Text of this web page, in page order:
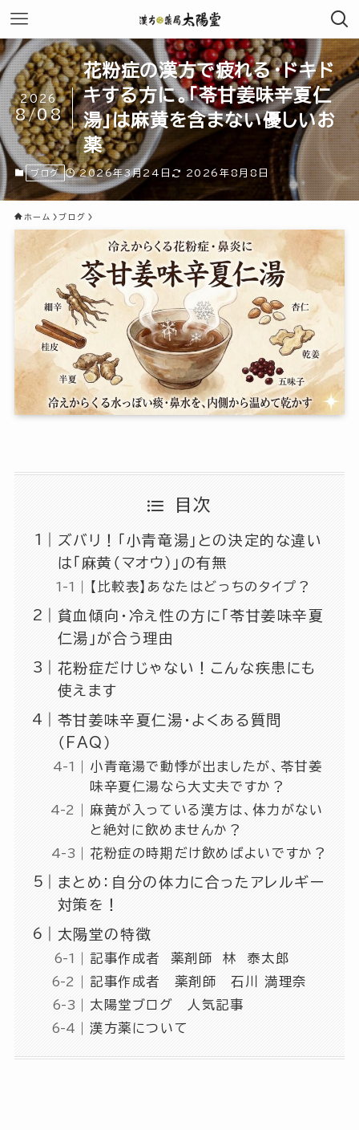
花粉症の漢方で疲れる・ドキド
キする方に。「苓甘姜味辛夏仁
湯」は麻黄を含まない優しいお
薬
2026
8/08
ブログ 2026年3月24日 2026年8月8日
ホーム ブログ
目次
ズバリ！「小青竜湯」との決定的な違い
は「麻黄（マオウ）」の有無
【比較表】あなたはどっちのタイプ？
貧血傾向・冷え性の方に「苓甘姜味辛夏
仁湯」が合う理由
花粉症だけじゃない！こんな疾患にも
使えます
苓甘姜味辛夏仁湯・よくある質問
（FAQ）
小青竜湯で動悸が出ましたが、苓甘姜
味辛夏仁湯なら大丈夫ですか？
麻黄が入っている漢方は、体力がない
と絶対に飲めませんか？
花粉症の時期だけ飲めばよいですか？
まとめ：自分の体力に合ったアレルギー
対策を！
太陽堂の特徴
記事作成者 薬剤師 林 泰太郎
記事作成者 薬剤師 石川 満理奈
太陽堂ブログ 人気記事
漢方薬について